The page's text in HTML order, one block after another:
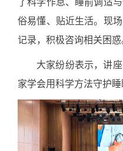
了科学作息、睡前调适
俗易懂、贴近生活。现
记录，积极咨询相关困惑
大家纷纷表示，讲
家学会用科学方法守护